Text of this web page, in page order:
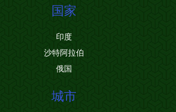
国家
印度
沙特阿拉伯
俄国
城市